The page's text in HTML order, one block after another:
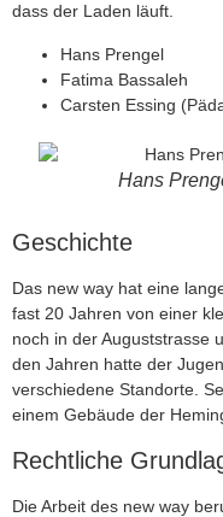
dass der Laden läuft.
Hans Prengel
Fatima Bassaleh
Carsten Essing
Hans
Geschichte
Das new way hat eine
fast 20 Jahren von einer
noch in der Auguststrasse
den Jahren hatte der
verschiedene Standorte.
einem Gebäude der
Rechtliche
Die Arbeit des new way